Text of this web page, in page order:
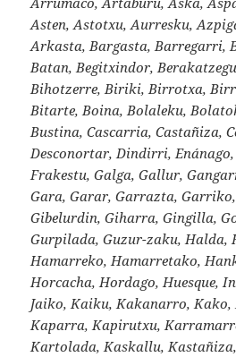
Asten, Astotxu, Aurresku,
Arkasta, Bargasta, Barregarri,
Batan, Begitxindor,
Bihotzerre, Biriki, Birrotxa,
Bitarte, Boina, Bolaleku,
Bustina, Cascarria, Castañiza,
Desconortar, Dindirri, Enánago,
Frakestu, Galga, Gallur,
Gara, Garar, Garrazta,
Gibelurdin, Giharra, Gingilla,
Gurpilada, Guzur-zaku, Halda,
Hamarreko, Hamarretako,
Horcacha, Hordago, Huesque,
Jaiko, Kaiku, Kakanarro,
Kaparra, Kapirutxu,
Kartolada, Kaskallu,